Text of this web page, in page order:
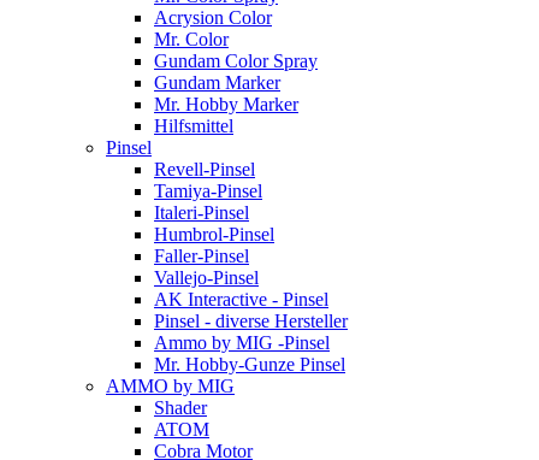
Acrysion Color
Mr. Color
Gundam Color Spray
Gundam Marker
Mr. Hobby Marker
Hilfsmittel
Pinsel
Revell-Pinsel
Tamiya-Pinsel
Italeri-Pinsel
Humbrol-Pinsel
Faller-Pinsel
Vallejo-Pinsel
AK Interactive - Pinsel
Pinsel - diverse Hersteller
Ammo by MIG -Pinsel
Mr. Hobby-Gunze Pinsel
AMMO by MIG
Shader
ATOM
Cobra Motor